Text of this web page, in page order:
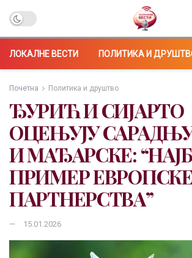
ЛОКАЛНЕ ВЕСТИ ПОЛИТИКА И
Почетна Политика и друштво
ЂУРИЋ И СИЈАРТО
ОЦЕЊУЈУ
И МАЂАРСКЕ:
ПРИМЕР ЕВРОПСКЕ
ПАРТНЕРСТВА”
15.01.2026